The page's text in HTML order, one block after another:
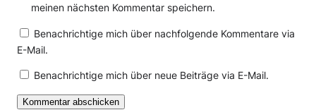
meinen nächsten Kommentar speichern.
Benachrichtige mich über nachfolgende Kommentare via
E-Mail.
Benachrichtige mich über neue Beiträge via E-Mail.